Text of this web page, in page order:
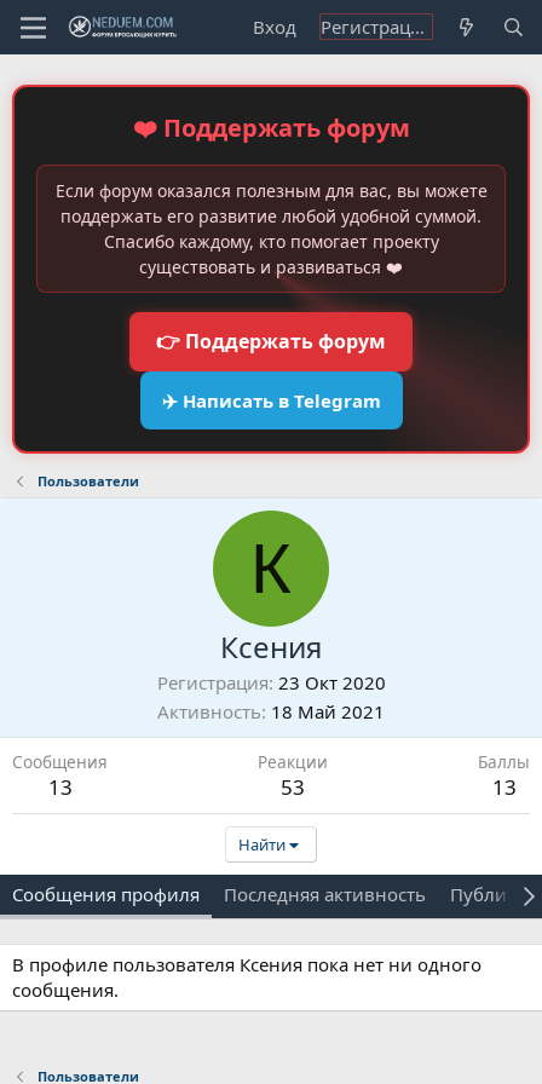
Вход Регистрация
❤️ Поддержать форум
Если форум оказался полезным для вас, вы можете
поддержать его развитие любой удобной суммой.
Спасибо каждому, кто помогает проекту
существовать и развиваться ❤️
👉 Поддержать форум
✈️ Написать в Telegram
Пользователи
К
Ксения
Регистрация 23 Окт 2020
Активность 18 Май 2021
Сообщения
13
Реакции
53
Баллы
13
Найти
Сообщения профиля Последняя активность
В профиле пользователя Ксения пока нет ни одного
сообщения.
Пользователи